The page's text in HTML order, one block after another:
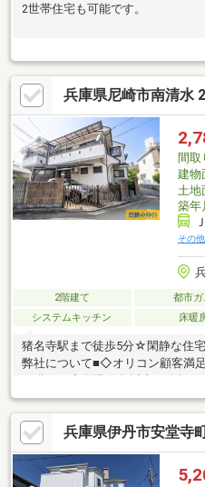
2世帯住宅も可能です。
兵庫県尼崎市南清水
間取
建物
土地
築年
その
2階建て 都市ガ
システムキッチン
床暖
猪名寺駅まで徒歩5分☆閑静な住
弊社について■◇オリコン顧客満
ワーク◇総額1000億円以上の不
ポートメニュー当社提携税理士に
とができます！お気軽にご連絡下
兵庫県伊丹市安堂寺